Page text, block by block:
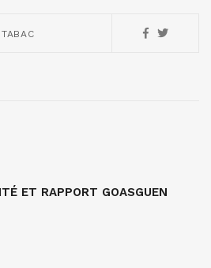
TABAC
ET RAPPORT GOASGUEN